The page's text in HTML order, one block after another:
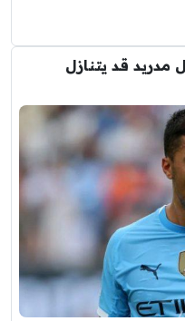
قد يتنازل